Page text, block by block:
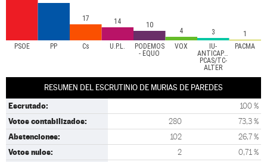
PSOE PP Cs U.P.L.
PODEMOS
- EQUO
VOX
IU-
ANTICAPITALISTAS-
PCAS/TC-
ALTER
PACMA
17 14 10
4 3 1
RESUMEN DEL ESCRUTINIO DE MURIAS DE PAREDES
Escrutado: 100 %
Votos contabilizados: 280 73,3 %
Abstenciones: 102 26,7 %
Votos nulos: 2 0,71 %